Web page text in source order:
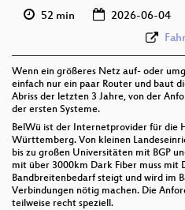
52 min 2026-06-04
Wenn ein größeres Netz auf- oder
einfach nur ein paar Router und baut
Abriss der letzten 3 Jahre, von der
der ersten Systeme.
BelWü ist der Internetprovider für die
Württemberg. Von kleinen
bis zu großen Universitäten mit BGP
mit über 3000km Dark Fiber muss
Bandbreitenbedarf steigt und wird im
Verbindungen nötig machen. Die
teilweise recht speziell.